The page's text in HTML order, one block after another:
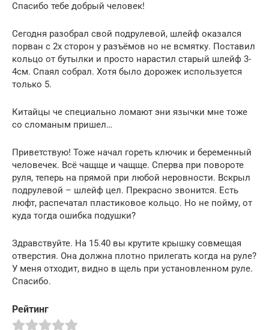
Спасибо тебе добрый человек!
Сегодня разобрал свой подрулевой, шлейф оказался
порван с 2х сторон у разъёмов но не всмятку. Поставил
кольцо от бутылки и просто нарастил старый шлейф 3-
4см. Спаял собрал. Хотя было дорожек используется
только 5.
Китайцы че специально ломают эни язычки мне тоже
со сломаным пришел…
Приветствую! Тоже начал гореть ключик и беременный
человечек. Всё чащще и чащще. Сперва при повороте
руля, теперь на прямой при любой неровности. Вскрыл
подрулевой – шлейф цел. Прекрасно звонится. Есть
люфт, распечатал пластиковое кольцо. Но не пойму, от
куда тогда ошибка подушки?
Здравствуйте. На 15.40 вы крутите крышку совмещая
отверстия. Она должна плотно прилегать когда на руле?
У меня отходит, видно в щель при установленном руле.
Спасибо.
Рейтинг